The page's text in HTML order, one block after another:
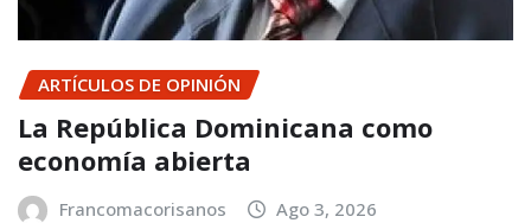
ARTÍCULOS DE OPINIÓN
La República Dominicana como
economía abierta
Francomacorisanos Ago 3, 2026